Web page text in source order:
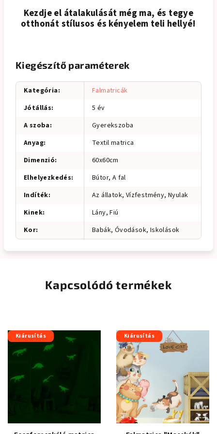
Kezdje el átalakulását még ma, és tegye
otthonát stílusos és kényelem teli hellyé!
Kiegészítő paraméterek
Kategória:
Falmatricák
Jótállás:
5 év
A szoba:
Gyerekszoba
Anyag:
Textil matrica
Dimenzió:
60x60cm
Elhelyezkedés:
Bútor, A fal
Indíték:
Az állatok, Vízfestmény, Nyulak
Kinek:
Lány, Fiú
Kor: Babák, Óvodások, Iskolások
Kapcsolódó termékek
Kiárusítás Kiárusítás